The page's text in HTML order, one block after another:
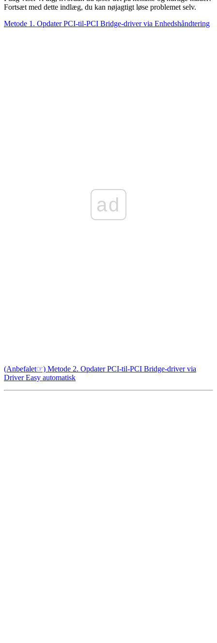
Fortsæt med dette indlæg, du kan nøjagtigt løse problemet selv.
Metode 1. Opdater PCI-til-PCI Bridge-driver via Enhedshåndtering
ad
(Anbefalet☞) Metode 2. Opdater PCI-til-PCI Bridge-driver via
Driver Easy automatisk